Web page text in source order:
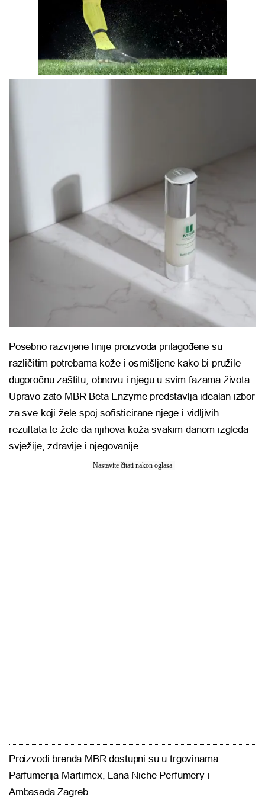
Posebno razvijene linije proizvoda prilagođene su
različitim potrebama kože i osmišljene kako bi pružile
dugoročnu zaštitu, obnovu i njegu u svim fazama života.
Upravo zato MBR Beta Enzyme predstavlja idealan izbor
za sve koji žele spoj sofisticirane njege i vidljivih
rezultata te žele da njihova koža svakim danom izgleda
svježije, zdravije i njegovanije.
Nastavite čitati nakon oglasa
Proizvodi brenda MBR dostupni su u trgovinama
Parfumerija Martimex, Lana Niche Perfumery i
Ambasada Zagreb.